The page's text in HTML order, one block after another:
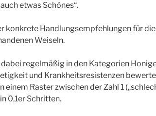
etwas Schönes“.
konkrete Handlungsempfehlungen für die
Weiseln.
regelmäßig in den Kategorien
und Krankheitsresistenzen
Raster zwischen der Zahl 1
0,1er Schritten.